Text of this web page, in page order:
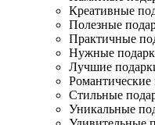
Креативные
Полезные
Практичные
Нужные
Лучшие
Романтические
Стильные
Уникальные